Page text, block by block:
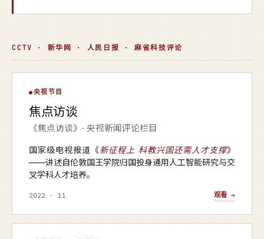
CCTV · 新华网 · 人民日报 · 麻省科技评论
焦点访谈
央视 · 焦点访谈
央视节目
焦点访谈
《焦点访谈》· 央视新闻评论栏目
国家级电视报道《新征程上 科教兴国还需人才支撑》
——讲述自伦敦国王学院归国投身通用人工智能研究与交
叉学科人才培养。
2022 · 11 观看 →